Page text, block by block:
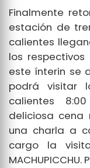
Finalmente
estación de
calientes
los
este ínterin se
podrá visitar
calientes
deliciosa cena
una charla a
cargo la